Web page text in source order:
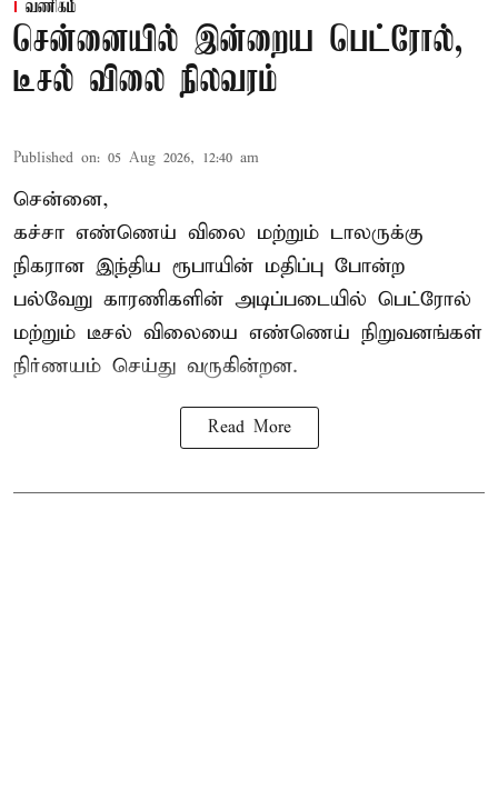
வணிகம்
சென்னையில் இன்றைய பெட்ரோல்,
டீசல் விலை நிலவரம்
Published on: 05 Aug 2026, 12:40 am
சென்னை,
கச்சா எண்ணெய் விலை மற்றும் டாலருக்கு
நிகரான இந்திய ரூபாயின் மதிப்பு போன்ற
பல்வேறு காரணிகளின் அடிப்படையில் பெட்ரோல்
மற்றும் டீசல் விலையை எண்ணெய் நிறுவனங்கள்
நிர்ணயம் செய்து வருகின்றன.
Read More